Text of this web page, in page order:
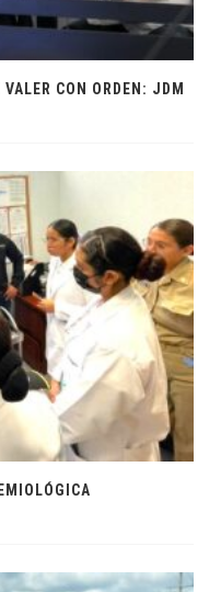
VALER CON ORDEN: JDM